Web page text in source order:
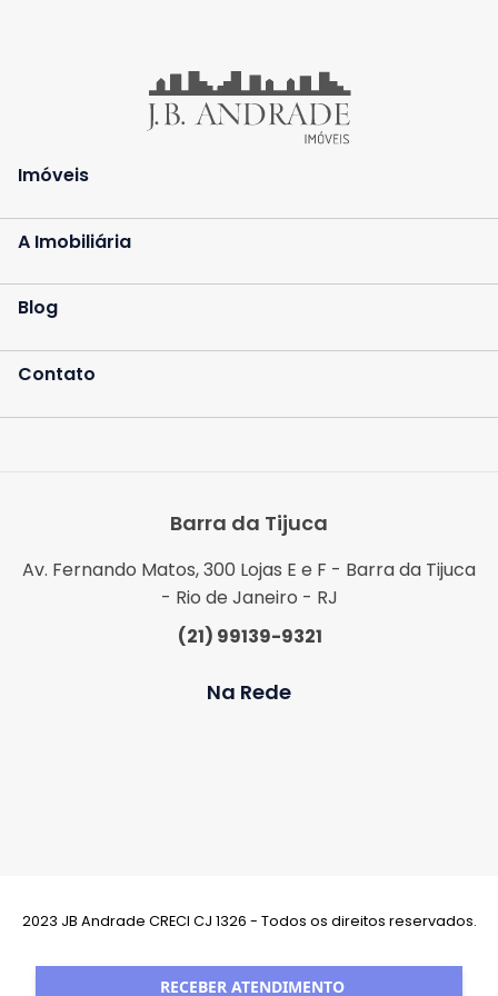
RECEBER ATENDIMENTO
Imóveis
A Imobiliária
Blog
Contato
Barra da Tijuca
Av. Fernando Matos, 300 Lojas E e F - Barra da Tijuca
- Rio de Janeiro - RJ
(21) 99139-9321
Na Rede
2023 JB Andrade CRECI CJ 1326 - Todos os direitos reservados.